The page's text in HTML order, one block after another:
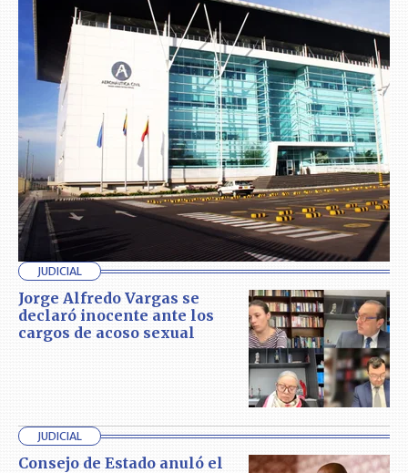
JUDICIAL
Jorge Alfredo Vargas se
declaró inocente ante los
cargos de acoso sexual
JUDICIAL
Consejo de Estado anuló el